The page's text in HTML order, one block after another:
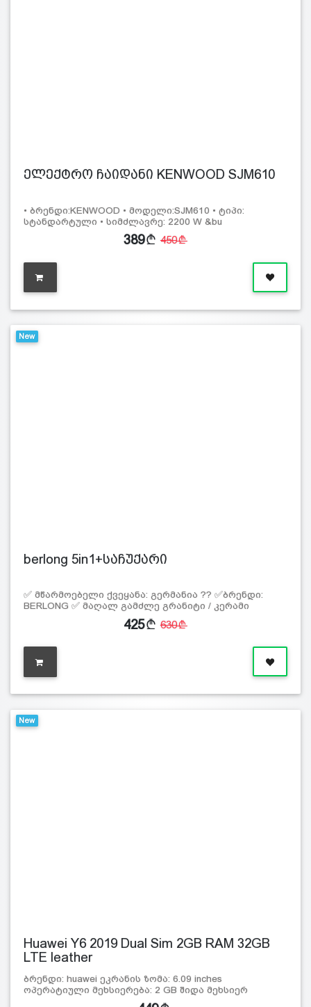
ელექტრო ჩაიდანი KENWOOD SJM610
• ბრენდი:KENWOOD • მოდელი:SJM610 • ტიპი:
სტანდარტული • სიმძლავრე: 2200 W &bu
389 450
New
berlong 5in1+საჩუქარი
✅ მწარმოებელი ქვეყანა: გერმანია ?? ✅ბრენდი:
BERLONG ✅ მაღალ გამძლე გრანიტი / კერამი
425 630
New
Huawei Y6 2019 Dual Sim 2GB RAM 32GB
LTE leather
ბრენდი: huawei ეკრანის ზომა: 6.09 inches
ოპერატიული მეხსიერება: 2 GB შიდა მეხსიერ